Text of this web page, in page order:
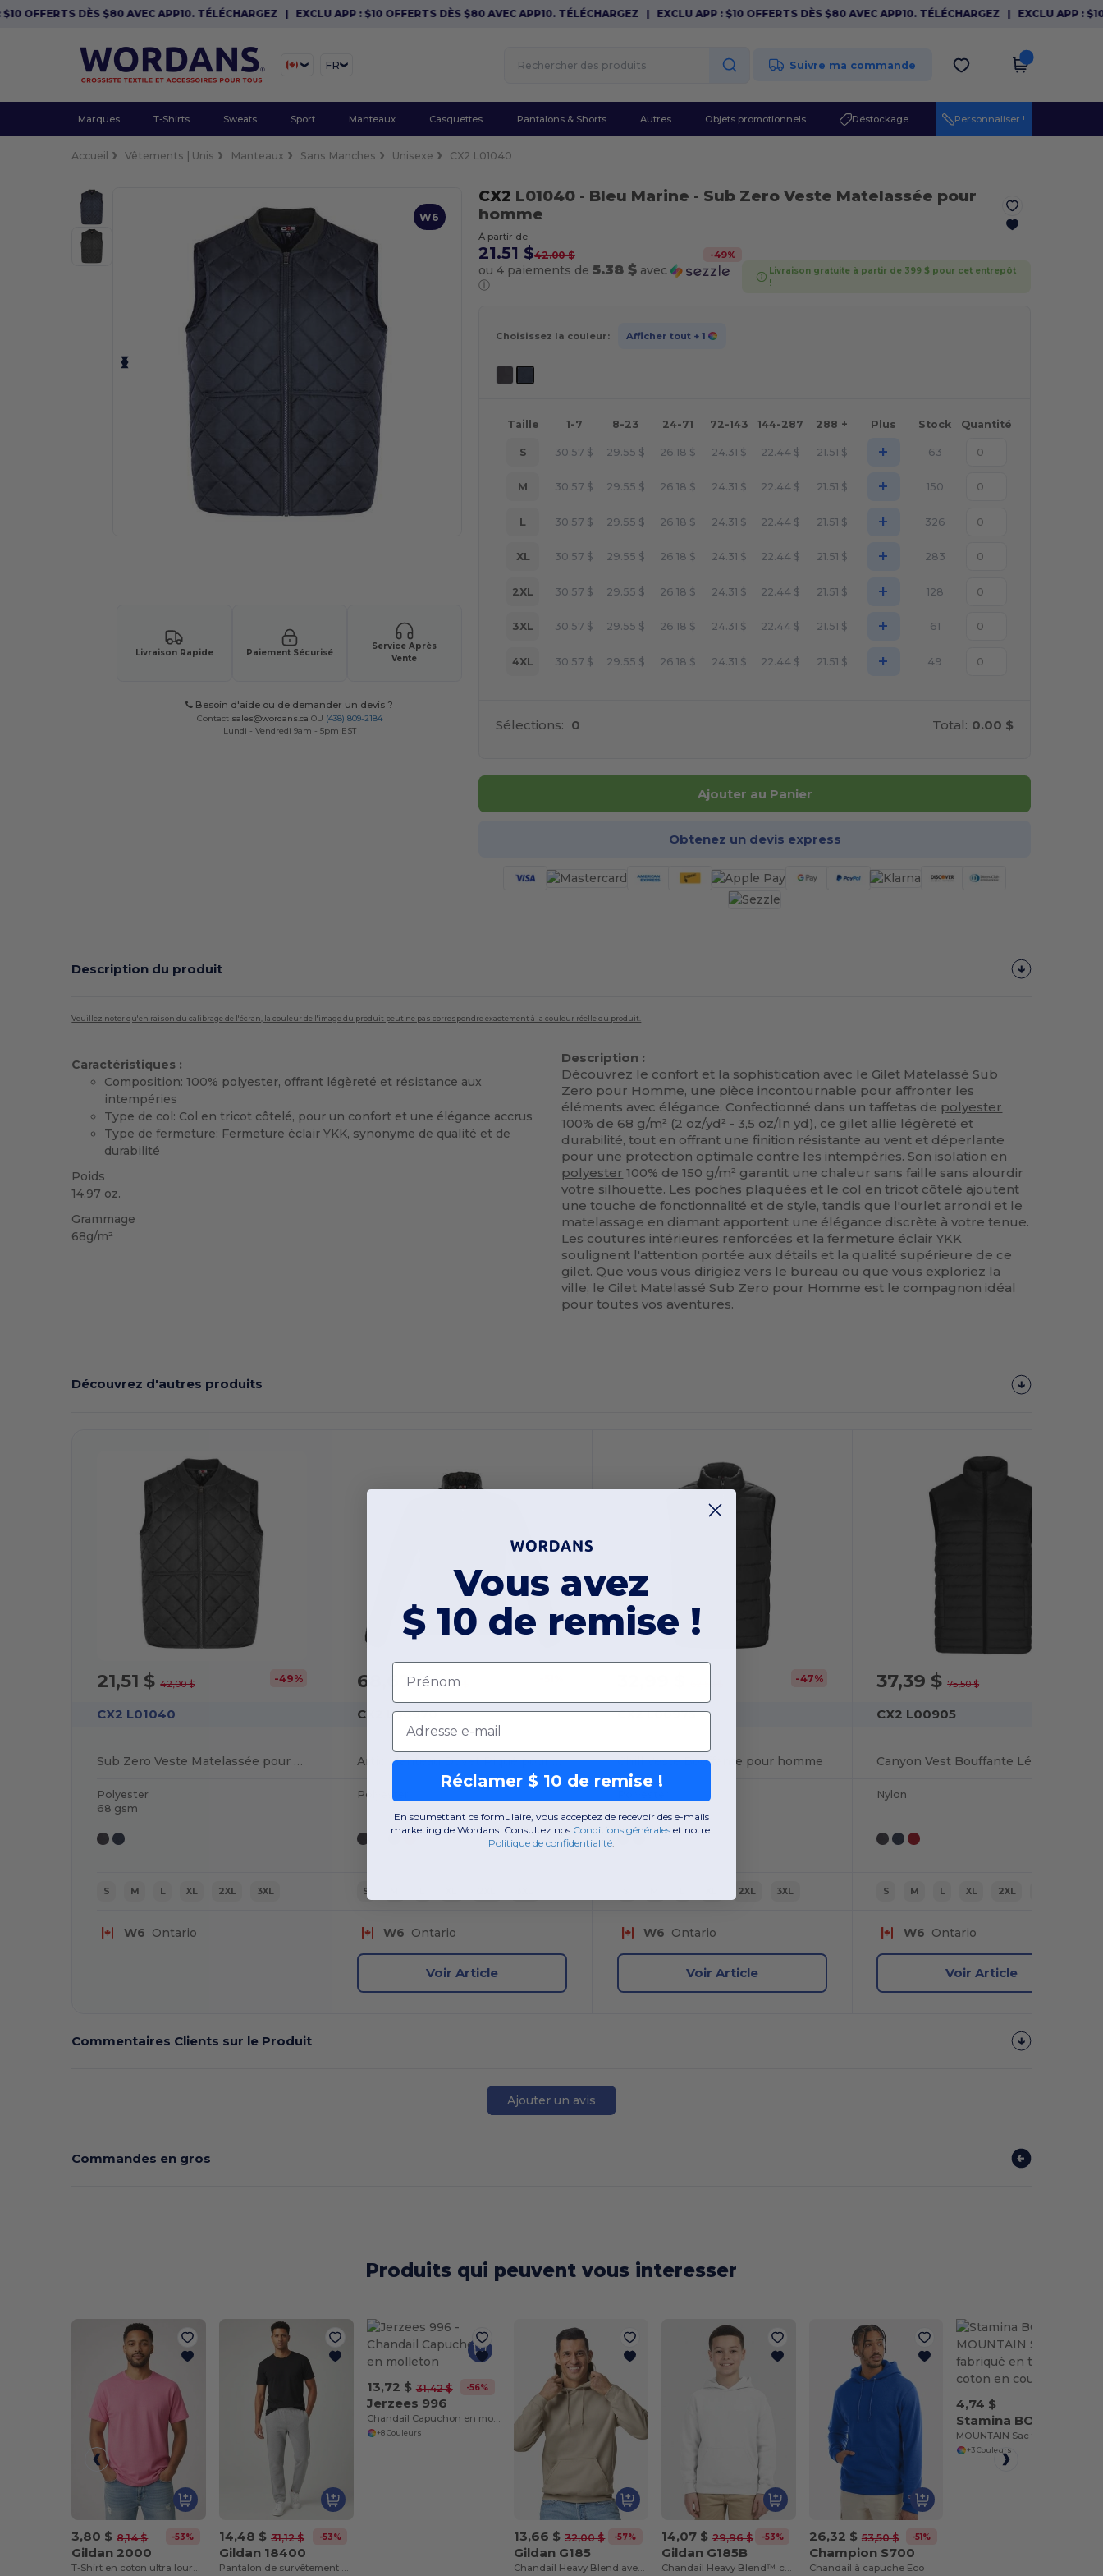
DÈS $80 AVEC APP10. TÉLÉCHARGEZ|EXCLU APP : $10 OFFERTS DÈS $80 AVEC APP10. TÉLÉCHARGEZ|EXCLU APP : $10 OFFERTS DÈS $80 AVEC APP10. TÉLÉCHARGEZ|EXCLU APP : $10
FR Suivre ma commande
Marques T-Shirts Sweats Sport Manteaux Casquettes Pantalons & Shorts Autres Objets promotionnels Déstockage Personnaliser !
Accueil Vêtements | Unis Manteaux Sans Manches Unisexe CX2 L01040
W6
Livraison Rapide Paiement Sécurisé
Service Après
Vente
Besoin d'aide ou de demander un devis ?
Contact sales@wordans.ca OU (438) 809-2184
Lundi - Vendredi 9am - 5pm EST
CX2 L01040 - Bleu Marine - Sub Zero Veste Matelassée pour
homme
À partir de
21.51 $42.00 $ -49%
ou 4 paiements de 5.38 $avec
ⓘ
Livraison gratuite à partir de 399 $ pour cet entrepôt
!
Choisissez la couleur: Afficher tout + 1
Taille 1-7 8-23 24-71 72-143 144-287 288 + Plus Stock Quantité
S 30.57 $ 29.55 $ 26.18 $ 24.31 $ 22.44 $ 21.51 $ + 63
M 30.57 $ 29.55 $ 26.18 $ 24.31 $ 22.44 $ 21.51 $ + 150
L 30.57 $ 29.55 $ 26.18 $ 24.31 $ 22.44 $ 21.51 $ + 326
XL 30.57 $ 29.55 $ 26.18 $ 24.31 $ 22.44 $ 21.51 $ + 283
2XL 30.57 $ 29.55 $ 26.18 $ 24.31 $ 22.44 $ 21.51 $ + 128
3XL 30.57 $ 29.55 $ 26.18 $ 24.31 $ 22.44 $ 21.51 $ + 61
4XL 30.57 $ 29.55 $ 26.18 $ 24.31 $ 22.44 $ 21.51 $ + 49
Sélections: 0 Total: 0.00 $
Ajouter au Panier
Obtenez un devis express
Description du produit
Veuillez noter qu'en raison du calibrage de l'écran, la couleur de l'image du produit peut ne pas correspondre exactement à la couleur réelle du produit.
Caractéristiques :
Composition: 100% polyester, offrant légèreté et résistance aux
intempéries
Type de col: Col en tricot côtelé, pour un confort et une élégance accrus
Type de fermeture: Fermeture éclair YKK, synonyme de qualité et de
durabilité
Poids
14.97 oz.
Grammage
68g/m²
Description :
Découvrez le confort et la sophistication avec le Gilet Matelassé Sub
Zero pour Homme, une pièce incontournable pour affronter les
éléments avec élégance. Confectionné dans un taffetas de polyester
100% de 68 g/m² (2 oz/yd² - 3,5 oz/ln yd), ce gilet allie légèreté et
durabilité, tout en offrant une finition résistante au vent et déperlante
pour une protection optimale contre les intempéries. Son isolation en
polyester 100% de 150 g/m² garantit une chaleur sans faille sans alourdir
votre silhouette. Les poches plaquées et le col en tricot côtelé ajoutent
une touche de fonctionnalité et de style, tandis que l'ourlet arrondi et le
matelassage en diamant apportent une élégance discrète à votre tenue.
Les coutures intérieures renforcées et la fermeture éclair YKK
soulignent l'attention portée aux détails et la qualité supérieure de ce
gilet. Que vous vous dirigiez vers le bureau ou que vous exploriez la
ville, le Gilet Matelassé Sub Zero pour Homme est le compagnon idéal
pour toutes vos aventures.
Découvrez d'autres produits
21,51 $42,00 $ -49%
CX2 L01040
Sub Zero Veste Matelassée pour homme
Polyester
68 gsm
S M L XL 2XL 3XL
W6 Ontario
68,67 $140,50 $
CX2 L00970
Artic Manteau Duvet Piqué pour homme
Polyester
S
W6 Ontario
Voir Article
-47%
CX2 L00975
Chill Veste Bouffante pour homme
2XL 3XL
W6 Ontario
Voir Article
37,39 $75,50 $
CX2 L00905
Nylon
S M L XL 2XL
W6 Ontario
Voir Article
Commentaires Clients sur le Produit
Ajouter un avis
Commandes en gros
Produits qui peuvent vous interesser
3,80 $ 8,14 $ -53%
Gildan 2000
T-Shirt en coton ultra lourd pour adultes
14,48 $ 31,12 $ -53%
Gildan 18400
Pantalon de survêtement à bas ouvert en et coton épais
13,72 $ 31,42 $ -56%
Jerzees 996
Chandail Capuchon en molleton
+8 Couleurs
13,66 $ 32,00 $ -57%
Gildan G185
Chandail Heavy Blend avec capuche
14,07 $ 29,96 $ -53%
Gildan G185B
Chandail Heavy Blend™ capuche
26,32 $ 53,50 $ -51%
Champion S700
Chandail à capuche Eco
4,74 $
Stamina BO7602
+3 Couleurs
Vous avez
$ 10 de remise !
Prénom
Email
Réclamer $ 10 de remise !
En soumettant ce formulaire, vous acceptez de recevoir des e-mails
marketing de Wordans. Consultez nos Conditions générales et notre
Politique de confidentialité